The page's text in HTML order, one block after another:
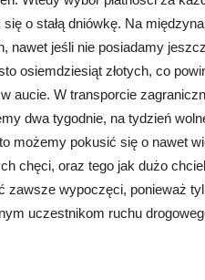
o stałą dniówkę. Na
nawet jeśli nie posiadamy
osiemdziesiąt złotych, co
aucie. W transporcie
dwa tygodnie, na tydzień
możemy pokusić się o nawet
chęci, oraz tego jak dużo
zawsze wypoczęci, ponieważ
uczestnikom ruchu